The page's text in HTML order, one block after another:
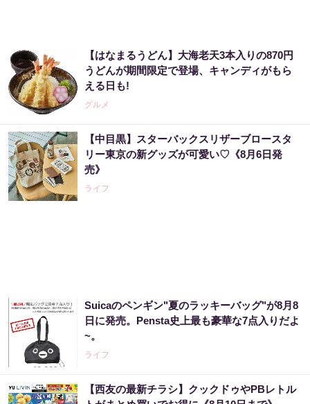
【はなまるうどん】大海老天3本入りの870円
うどんが期間限定で登場、キャンディがもら
える日も!
グルメ
【中目黒】スターバックスリザーブロースタ
リー東京の新グッズが可愛い♡《8月6日発
売》
ライフ
Suicaのペンギン"夏のラッキーバッグ"が8月8
日に発売。Pensta史上最も豪華な7点入りだよ
~。
ライフ
【西友の最新チラシ】クックドゥやPBレトル